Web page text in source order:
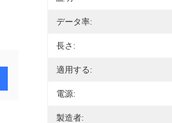
データ率:
長さ:
適用する:
電源:
製造者: